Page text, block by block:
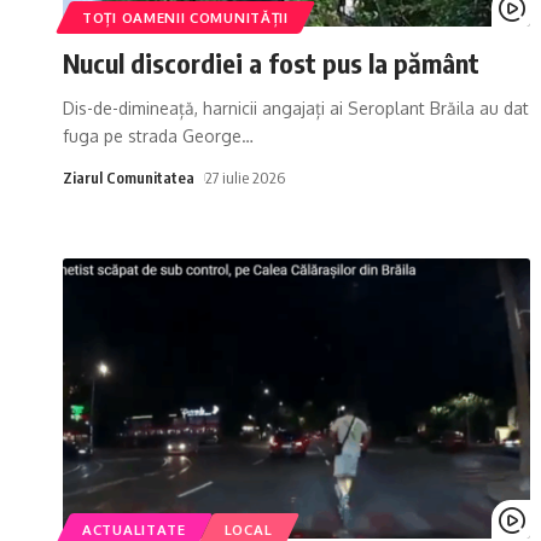
TOȚI OAMENII COMUNITĂȚII
Nucul discordiei a fost pus la pământ
Dis-de-dimineață, harnicii angajați ai Seroplant Brăila au dat
fuga pe strada George…
Ziarul Comunitatea 27 iulie 2026
ACTUALITATE LOCAL